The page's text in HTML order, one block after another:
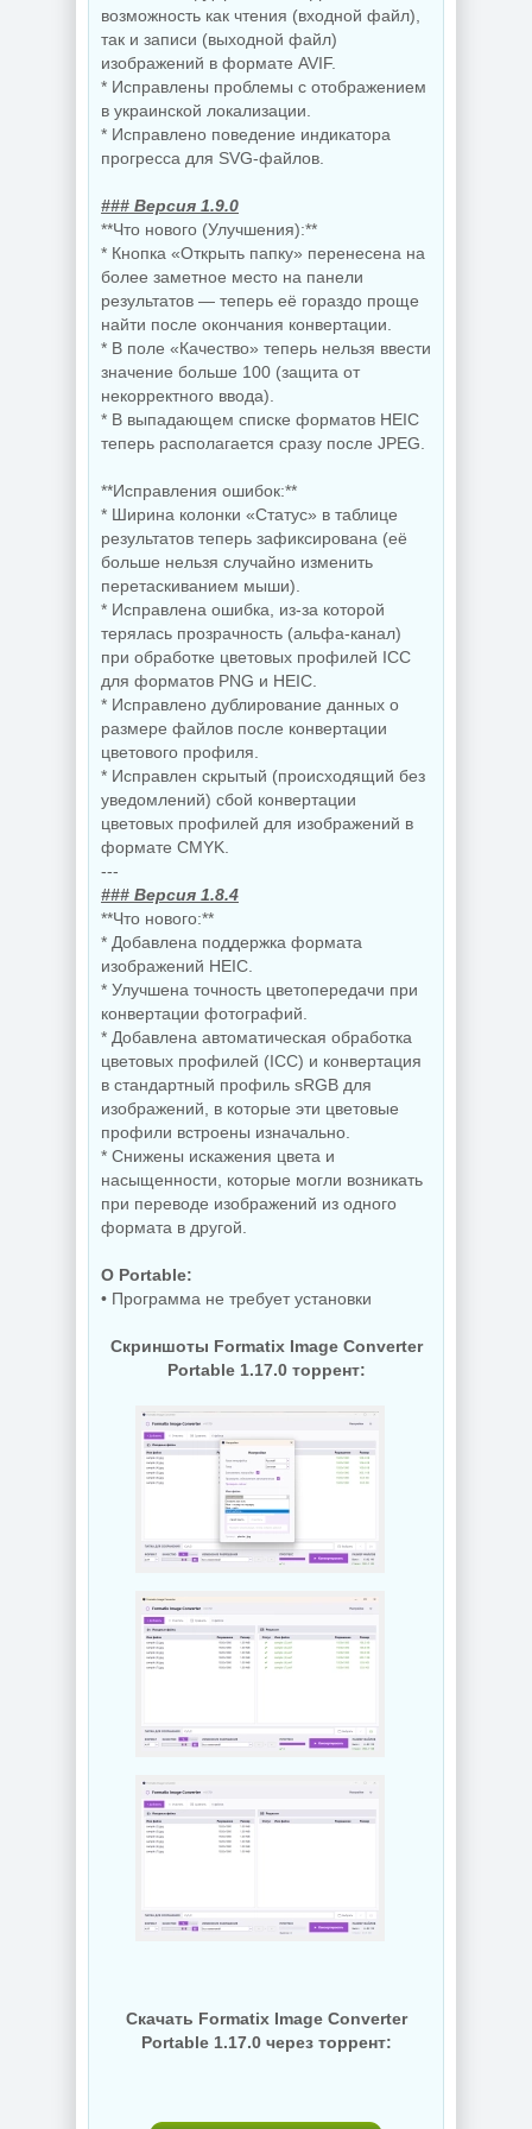
возможность как чтения (входной файл),
так и записи (выходной файл)
изображений в формате AVIF.
* Исправлены проблемы с отображением
в украинской локализации.
* Исправлено поведение индикатора
прогресса для SVG-файлов.
### Версия 1.9.0
**Что нового (Улучшения):**
* Кнопка «Открыть папку» перенесена на
более заметное место на панели
результатов — теперь её гораздо проще
найти после окончания конвертации.
* В поле «Качество» теперь нельзя ввести
значение больше 100 (защита от
некорректного ввода).
* В выпадающем списке форматов HEIC
теперь располагается сразу после JPEG.
**Исправления ошибок:**
* Ширина колонки «Статус» в таблице
результатов теперь зафиксирована (её
больше нельзя случайно изменить
перетаскиванием мыши).
* Исправлена ошибка, из-за которой
терялась прозрачность (альфа-канал)
при обработке цветовых профилей ICC
для форматов PNG и HEIC.
* Исправлено дублирование данных о
размере файлов после конвертации
цветового профиля.
* Исправлен скрытый (происходящий без
уведомлений) сбой конвертации
цветовых профилей для изображений в
формате CMYK.
---
### Версия 1.8.4
**Что нового:**
* Добавлена поддержка формата
изображений HEIC.
* Улучшена точность цветопередачи при
конвертации фотографий.
* Добавлена автоматическая обработка
цветовых профилей (ICC) и конвертация
в стандартный профиль sRGB для
изображений, в которые эти цветовые
профили встроены изначально.
* Снижены искажения цвета и
насыщенности, которые могли возникать
при переводе изображений из одного
формата в другой.
O Portable:
• Программа не требует установки
Скриншоты Formatix Image Converter
Portable 1.17.0 торрент:
Скачать Formatix Image Converter
Portable 1.17.0 через торрент: